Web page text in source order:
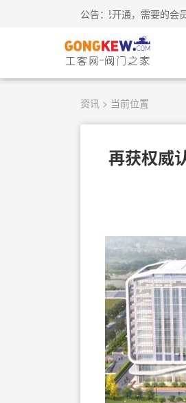
公告：
-会员中心-我的网盘已开通，需
资讯 > 当前位置
再获权威